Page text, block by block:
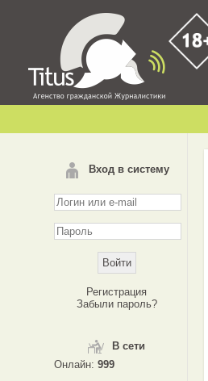
Вход в систему
Регистрация
Забыли пароль?
В сети
Онлайн: 999